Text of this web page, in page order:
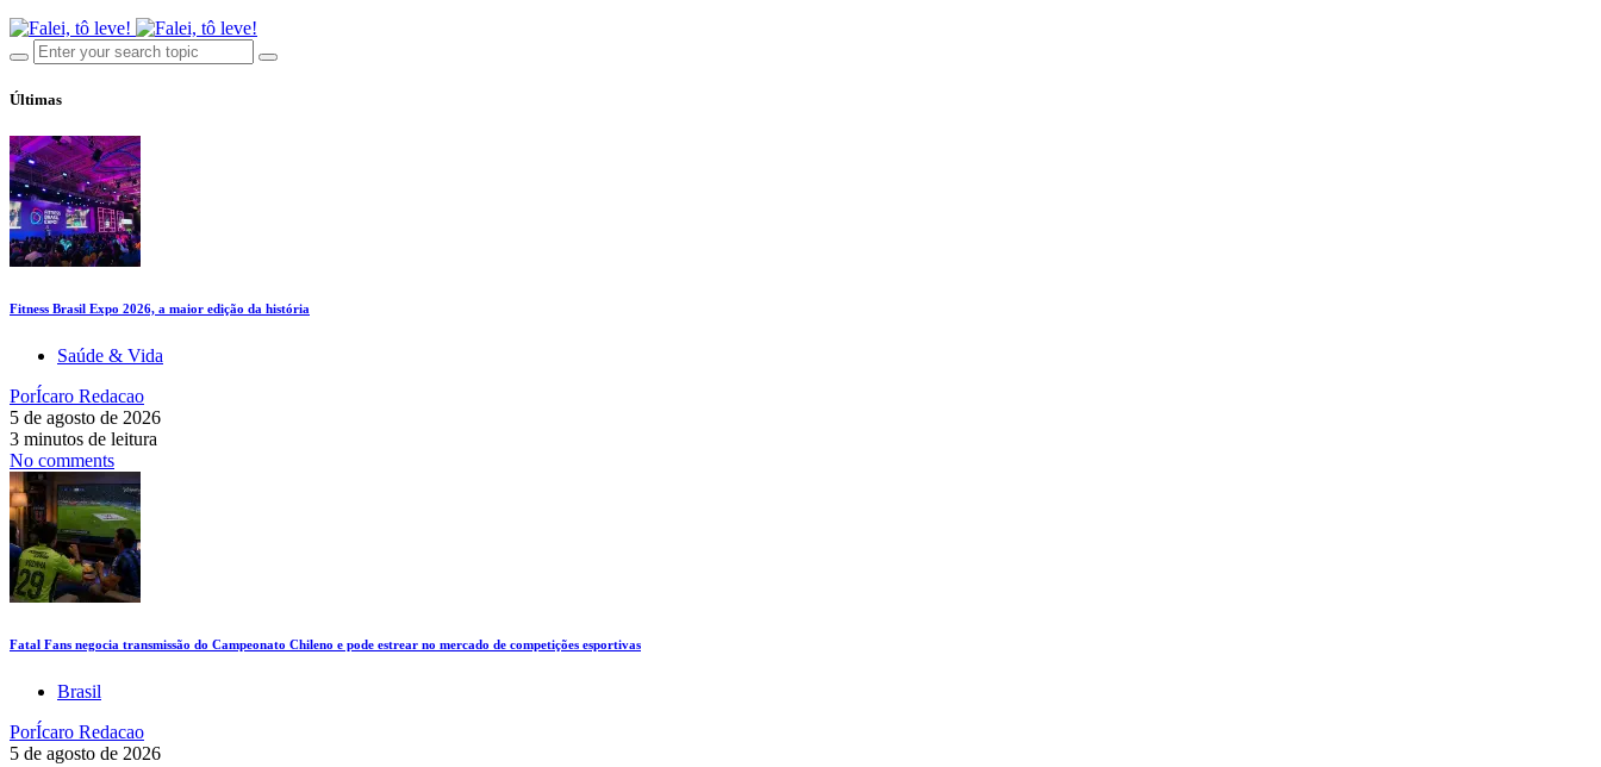
Últimas
Fitness Brasil Expo 2026, a maior edição da história
Saúde & Vida
PorÍcaro Redacao
5 de agosto de 2026
3 minutos de leitura
No comments
Fatal Fans negocia transmissão do Campeonato Chileno e pode estrear no mercado de competições esportivas
Brasil
PorÍcaro Redacao
5 de agosto de 2026